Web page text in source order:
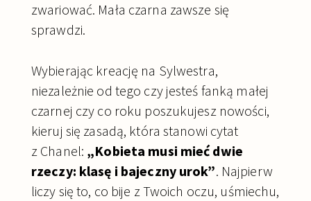
zwariować. Mała czarna zawsze się
sprawdzi.
Wybierając kreację na Sylwestra,
niezależnie od tego czy jesteś fanką małej
czarnej czy co roku poszukujesz nowości,
kieruj się zasadą, która stanowi cytat
z Chanel: „Kobieta musi mieć dwie
rzeczy: klasę i bajeczny urok”. Najpierw
liczy się to, co bije z Twoich oczu, uśmiechu,